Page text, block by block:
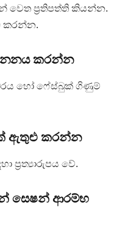
වෙත ප්‍රතිපත්ති කියන්න.
කරන්න.
කරන්න
හෝ ෆේස්බුක් ගිණුම්
ඇතුළු කරන්න
ප්‍රත්‍යාරුපය වේ.
සෙෂන් ආරම්භ